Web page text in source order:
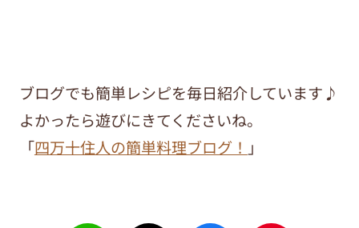
ブログでも簡単レシピを毎日紹介しています♪
よかったら遊びにきてくださいね。
「四万十住人の簡単料理ブログ！ 」